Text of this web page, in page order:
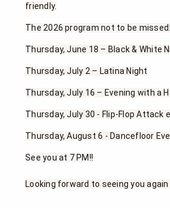
friendly.
The 2026 program not to be missed:
Thursday, June 18 – Black & White
Thursday, July 2 – Latina Night
Thursday, July 16 – Evening with a
Thursday, July 30 - Flip-Flop Attack
Thursday, August 6 - Dancefloor
See you at 7 PM!!
Looking forward to seeing you again